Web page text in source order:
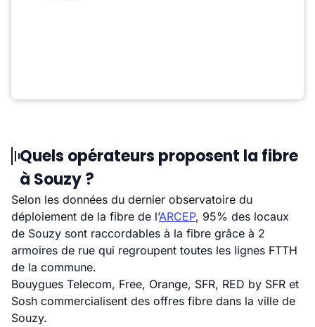
Quels opérateurs proposent la fibre
à Souzy ?
Selon les données du dernier observatoire du
déploiement de la fibre de l’ARCEP, 95% des locaux
de Souzy sont raccordables à la fibre grâce à 2
armoires de rue qui regroupent toutes les lignes FTTH
de la commune.
Bouygues Telecom, Free, Orange, SFR, RED by SFR et
Sosh commercialisent des offres fibre dans la ville de
Souzy.